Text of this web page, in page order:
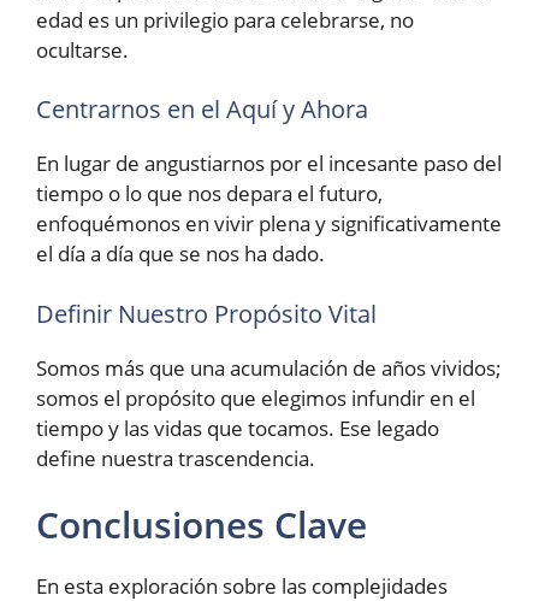
edad es un privilegio para celebrarse, no
ocultarse.
Centrarnos en el Aquí y Ahora
En lugar de angustiarnos por el incesante paso del
tiempo o lo que nos depara el futuro,
enfoquémonos en vivir plena y significativamente
el día a día que se nos ha dado.
Definir Nuestro Propósito Vital
Somos más que una acumulación de años vividos;
somos el propósito que elegimos infundir en el
tiempo y las vidas que tocamos. Ese legado
define nuestra trascendencia.
Conclusiones Clave
En esta exploración sobre las complejidades